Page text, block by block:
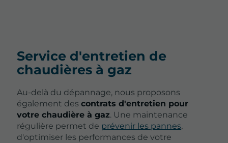
Service d'entretien de
chaudières à gaz
Au-delà du dépannage, nous proposons
également descontrats d'entretien pour
votre chaudière à gaz. Une maintenance
régulière permet de prévenir les pannes,
d'optimiser les performances de votre